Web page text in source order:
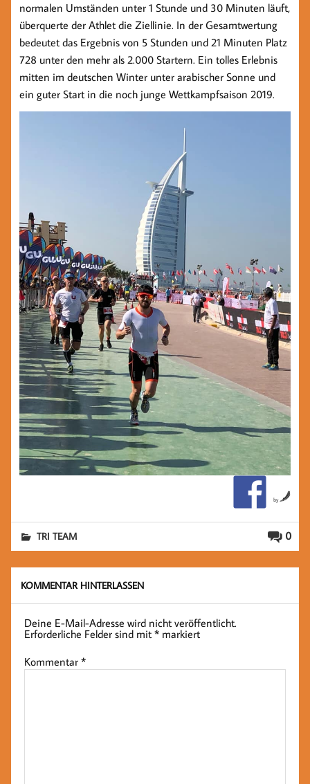
normalen Umständen unter 1 Stunde und 30 Minuten läuft,
überquerte der Athlet die Ziellinie. In der Gesamtwertung
bedeutet das Ergebnis von 5 Stunden und 21 Minuten Platz
728 unter den mehr als 2.000 Startern. Ein tolles Erlebnis
mitten im deutschen Winter unter arabischer Sonne und
ein guter Start in die noch junge Wettkampfsaison 2019.
by
0
TRI TEAM
KOMMENTAR HINTERLASSEN
Deine E-Mail-Adresse wird nicht veröffentlicht.
Erforderliche Felder sind mit* markiert
Kommentar*